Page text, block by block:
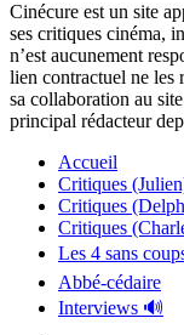
Cinécure est un site
ses critiques cinéma,
n’est aucunement
lien contractuel ne les
sa collaboration au
principal rédacteur
Accueil
Critiques
Critiques
Critiques
Les 4 sans
Abbé-cédaire
Interviews 🔊